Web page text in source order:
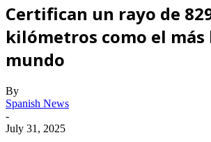
Certifican un rayo de
kilómetros como el más
mundo
By
Spanish News
-
July 31, 2025